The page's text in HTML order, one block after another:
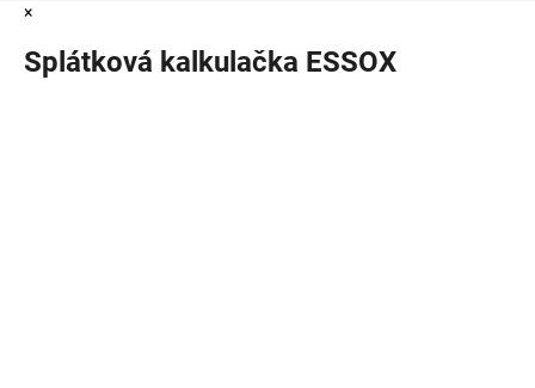
×
Splátková kalkulačka ESSOX